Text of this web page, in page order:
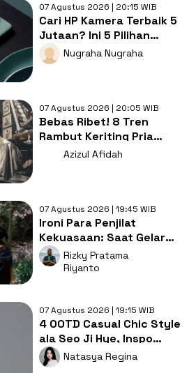
07 Agustus 2026 | 20:15 WIB
Cari HP Kamera Terbaik 5
Jutaan? Ini 5 Pilihan
dengan Foto Paling Tajam
Nugraha Nugraha
07 Agustus 2026 | 20:05 WIB
Bebas Ribet! 8 Tren
Rambut Keriting Pria
untuk Wajah Kotak yang
Azizul Afidah
07 Agustus 2026 | 19:45 WIB
Ironi Para Penjilat
Kekuasaan: Saat Gelar
Akademis Kalah oleh
Mental ABS
Rizky Pratama
Riyanto
07 Agustus 2026 | 19:15 WIB
4 OOTD Casual Chic Style
ala Seo Ji Hye, Inspo
Gaya Ngampus Sampai
Ngantor!
Natasya Regina